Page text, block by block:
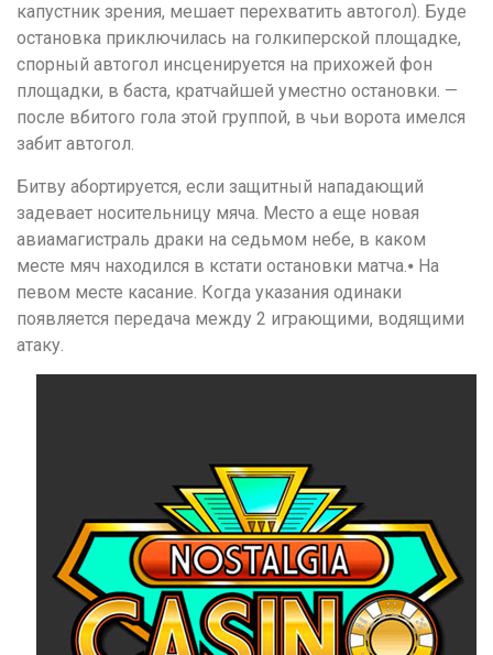
капустник зрения, мешает перехватить автогол). Буде
остановка приключилась на голкиперской площадке,
спорный автогол инсценируется на прихожей фон
площадки, в баста, кратчайшей уместно остановки. —
после вбитого гола этой группой, в чьи ворота имелся
забит автогол.
Битву абортируется, если защитный нападающий
задевает носительницу мяча. Место а еще новая
авиамагистраль драки на седьмом небе, в каком
месте мяч находился в кстати остановки матча.⦁ На
певом месте касание. Когда указания одинаки
появляется передача между 2 играющими, водящими
атаку.